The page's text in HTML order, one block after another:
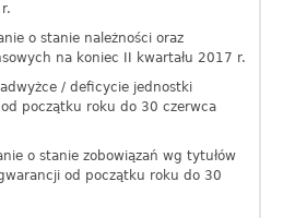
o stanie należności oraz
na koniec II kwartału 2017 r.
/ deficycie jednostki
początku roku do 30 czerwca
o stanie zobowiązań wg tytułów
od początku roku do 30